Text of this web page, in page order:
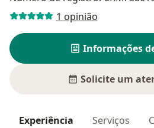
1 opinião
Informações
Solicite um
Experiência Serviços